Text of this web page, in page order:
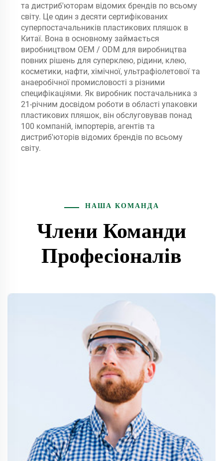
та дистриб'юторам відомих брендів по всьому
світу. Це один з десяти сертифікованих
суперпостачальників пластикових пляшок в
Китаї. Вона в основному займається
виробництвом OEM / ODM для виробництва
повних рішень для суперклею, рідини, клею,
косметики, нафти, хімічної, ультрафіолетової та
анаеробічної промисловості з різними
специфікаціями. Як виробник постачальника з
21-річним досвідом роботи в області упаковки
пластикових пляшок, він обслуговував понад
100 компаній, імпортерів, агентів та
дистриб'юторів відомих брендів по всьому
світу.
НАША КОМАНДА
Члени Команди
Професіоналів